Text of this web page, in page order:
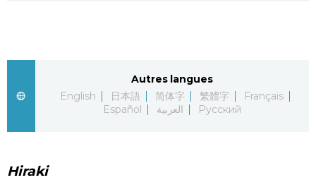
Autres langues
English
日本語 简体字 繁體字
Français
Español
العربية Русский
Hiraki